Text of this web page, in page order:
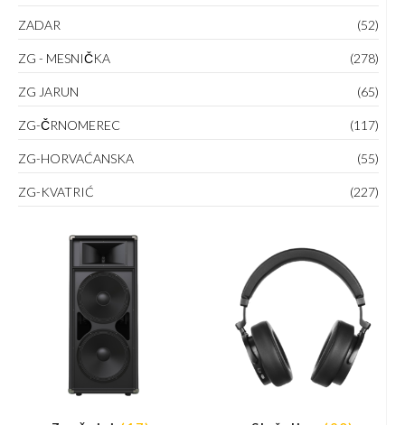
ZADAR (52)
ZG - MESNIČKA (278)
ZG JARUN (65)
ZG-ČRNOMEREC (117)
ZG-HORVAĆANSKA (55)
ZG-KVATRIĆ (227)